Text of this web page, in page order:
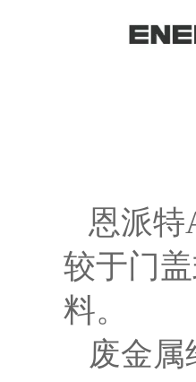
恩派特
较于门
料。
废金